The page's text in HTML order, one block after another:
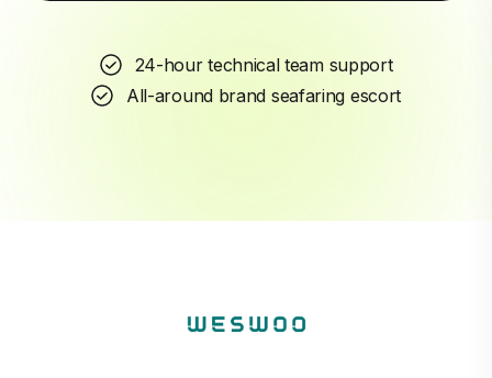
24-hour technical team support
All-around brand seafaring escort